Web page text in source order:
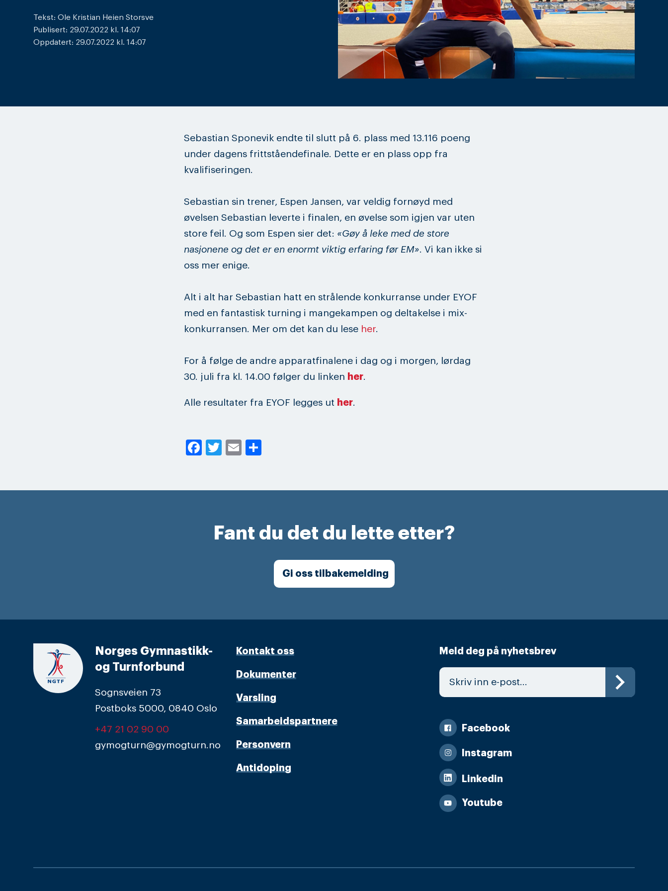
Tekst: Ole Kristian Heien Storsve
Publisert: 29.07.2022 kl. 14:07
Oppdatert: 29.07.2022 kl. 14:07
Sebastian Sponevik endte til slutt på 6. plass med 13.116 poeng
under dagens frittståendefinale. Dette er en plass opp fra
kvalifiseringen.
Sebastian sin trener, Espen Jansen, var veldig fornøyd med
øvelsen Sebastian leverte i finalen, en øvelse som igjen var uten
store feil. Og som Espen sier det: «Gøy å leke med de store
nasjonene og det er en enormt viktig erfaring før EM». Vi kan ikke si
oss mer enige.
Alt i alt har Sebastian hatt en strålende konkurranse under EYOF
med en fantastisk turning i mangekampen og deltakelse i mix-
konkurransen. Mer om det kan du lese her.
For å følge de andre apparatfinalene i dag og i morgen, lørdag
30. juli fra kl. 14.00 følger du linken her.
Alle resultater fra EYOF legges ut her.
Facebook
Twitter
Email
Fant du det du lette etter?
Gi oss tilbakemelding
Norges Gymnastikk-
og Turnforbund
Sognsveien 73
Postboks 5000, 0840 Oslo
+47 21 02 90 00
gymogturn@gymogturn.no
Kontakt oss
Dokumenter
Varsling
Samarbeidspartnere
Personvern
Antidoping
Meld deg på nyhetsbrev
Facebook
Instagram
Linkedin
Youtube